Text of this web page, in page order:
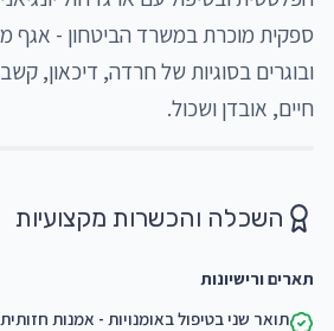
חיים, אובדן ושכול.
השכלה והכשרות מקצועיות
תארים ורישיונות
תואר שני בטיפול באומנויות - אמנות חזותית